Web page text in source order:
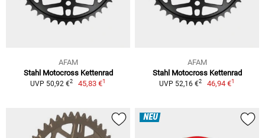
AFAM
Stahl Motocross Kettenrad
UVP 50,92 €2 45,83 €1
AFAM
Stahl Motocross Kettenrad
UVP 52,16 €2 46,94 €1
NEU